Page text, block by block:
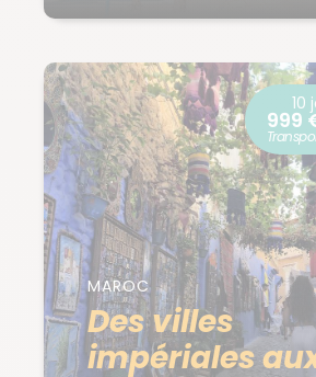
MAROC
Des villes
impériales
10
999